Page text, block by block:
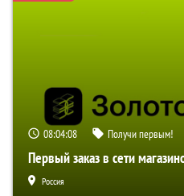
08:04:07 Получи первым!
Первый заказ в сети
Россия